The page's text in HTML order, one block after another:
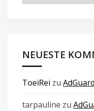
NEUESTE
ToeiRei zu
tarpauline zu